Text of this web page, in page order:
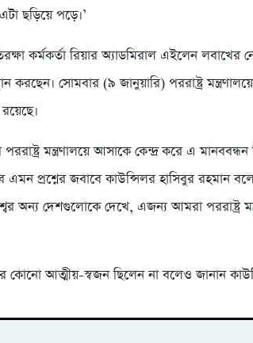
ছড়িয়ে পড়ে।’
কর্মকর্তা রিয়ার অ্যাডমিরাল এইলেন লবাখের
করছেন। সোমবার (৯ জানুয়ারি) পররাষ্ট্র
পররাষ্ট্র মন্ত্রণালয়ে আসাকে কেন্দ্র করে এ
এমন প্রশ্নের জবাবে কাউন্সিলর হাসিবুর রহমান
অন্য দেশগুলোকে দেখে, এজন্য আমরা পররাষ্ট্র
কোনো আত্মীয়-স্বজন ছিলেন না বলেও জানান